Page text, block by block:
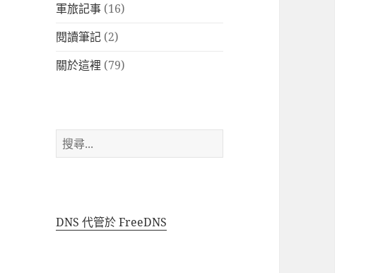
軍旅記事 (16)
閱讀筆記 (2)
關於這裡 (79)
搜
尋
DNS 代管於 FreeDNS